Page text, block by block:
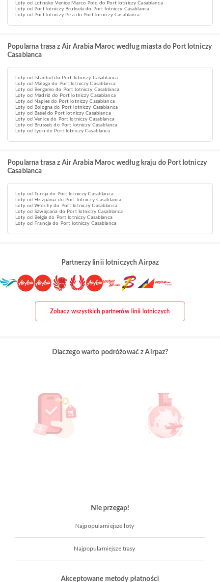
Loty od Lotnisko Venice Marco Polo do Port lotniczy Casablanca
Loty od Port lotniczy Bruksela do Port lotniczy Casablanca
Loty od Port lotniczy Piza do Port lotniczy Casablanca
Popularna trasa z Air Arabia Maroc według miasta do Port lotniczy
Casablanca
Loty od Istanbul do Port lotniczy Casablanca
Loty od Málaga do Port lotniczy Casablanca
Loty od Bergamo do Port lotniczy Casablanca
Loty od Madrid do Port lotniczy Casablanca
Loty od Naples do Port lotniczy Casablanca
Loty od Bologna do Port lotniczy Casablanca
Loty od Basel do Port lotniczy Casablanca
Loty od Venice do Port lotniczy Casablanca
Loty od Brussels do Port lotniczy Casablanca
Loty od Lyon do Port lotniczy Casablanca
Popularna trasa z Air Arabia Maroc według kraju do Port lotniczy
Casablanca
Loty od Turcja do Port lotniczy Casablanca
Loty od Hiszpania do Port lotniczy Casablanca
Loty od Włochy do Port lotniczy Casablanca
Loty od Szwajcaria do Port lotniczy Casablanca
Loty od Belgia do Port lotniczy Casablanca
Loty od Francja do Port lotniczy Casablanca
Partnerzy linii lotniczych Airpaz
Zobacz wszystkich partnerów linii lotniczych
Dlaczego warto podróżować z Airpaz?
Nie przegap!
Najpopularniejsze loty
Najpopularniejsze trasy
Akceptowane metody płatności